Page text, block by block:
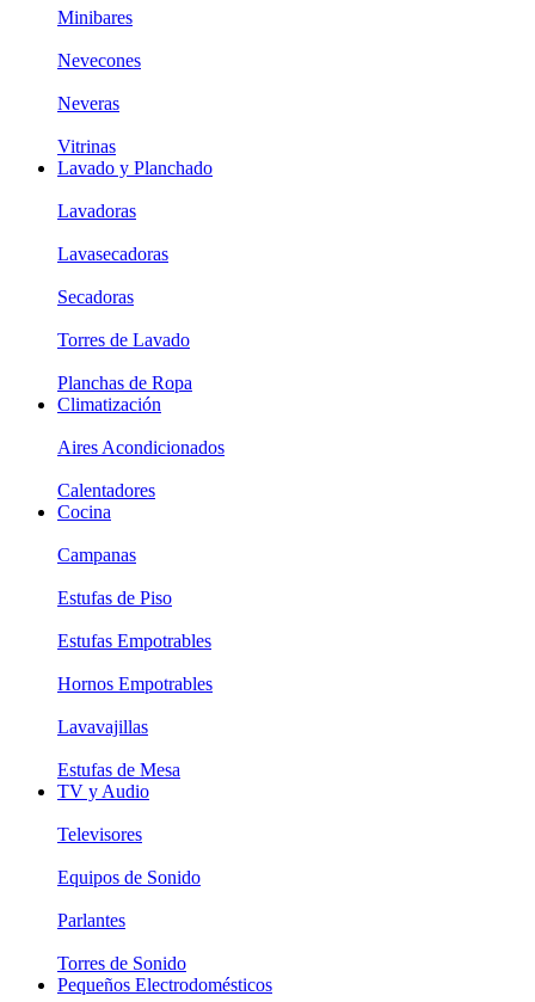
Minibares
Nevecones
Neveras
Vitrinas
Lavado y Planchado
Lavadoras
Lavasecadoras
Secadoras
Torres de Lavado
Planchas de Ropa
Climatización
Aires Acondicionados
Calentadores
Cocina
Campanas
Estufas de Piso
Estufas Empotrables
Hornos Empotrables
Lavavajillas
Estufas de Mesa
TV y Audio
Televisores
Equipos de Sonido
Parlantes
Torres de Sonido
Pequeños Electrodomésticos